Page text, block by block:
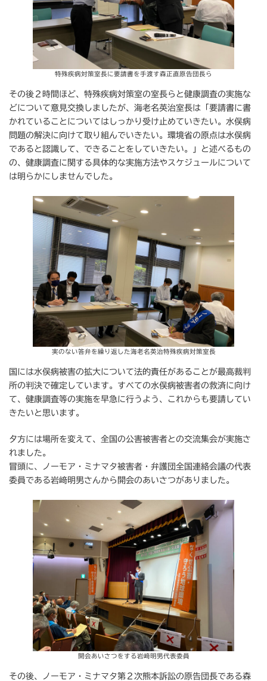
特殊疾病対策室長に要請書を手渡す森正直原告団長ら
その後２時間ほど、特殊疾病対策室の室長らと健康調査の実施な
どについて意見交換しましたが、海老名英治室長は「要請書に書
かれていることについてはしっかり受け止めていきたい。水俣病
問題の解決に向けて取り組んでいきたい。環境省の原点は水俣病
であると認識して、できることをしていきたい。」と述べるもの
の、健康調査に関する具体的な実施方法やスケジュールについて
は明らかにしませんでした。
実のない答弁を繰り返した海老名英治特殊疾病対策室長
国には水俣病被害の拡大について法的責任があることが最高裁判
所の判決で確定しています。すべての水俣病被害者の救済に向け
て、健康調査等の実施を早急に行うよう、これからも要請してい
きたいと思います。
夕方には場所を変えて、全国の公害被害者との交流集会が実施さ
れました。
冒頭に、ノーモア・ミナマタ被害者・弁護団全国連絡会議の代表
委員である岩﨑明男さんから開会のあいさつがありました。
開会あいさつをする岩﨑明男代表委員
その後、ノーモア・ミナマタ第２次熊本訴訟の原告団長である森